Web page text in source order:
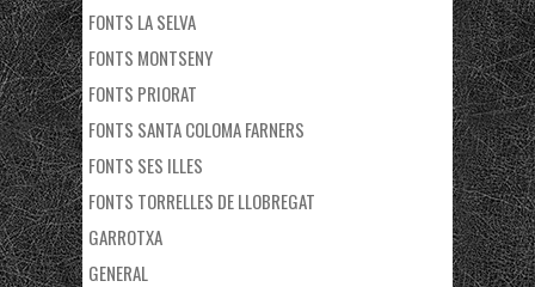
FONTS LA SELVA
FONTS MONTSENY
FONTS PRIORAT
FONTS SANTA COLOMA FARNERS
FONTS SES ILLES
FONTS TORRELLES DE LLOBREGAT
GARROTXA
GENERAL